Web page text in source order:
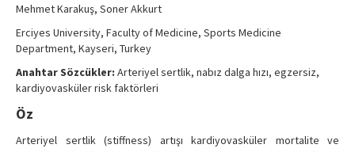
Instructions to Authors
Copyright Transfer Form
Contact Us
Mehmet Karakuş, Soner Akkurt
Erciyes University, Faculty of Medicine, Sports Medicine
Department, Kayseri, Turkey
Anahtar Sözcükler: Arteriyel sertlik, nabız dalga hızı, egzersiz,
kardiyovasküler risk faktörleri
Öz
Arteriyel sertlik (stiffness) artışı kardiyovasküler mortalite ve